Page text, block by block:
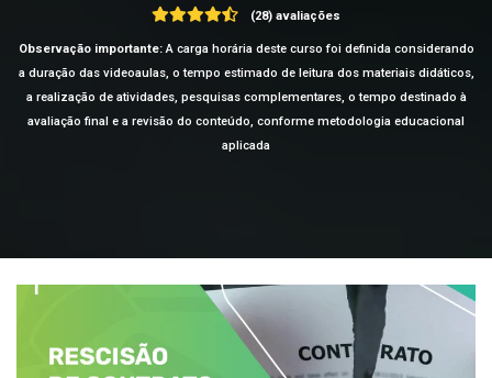
(28) avaliações
Observação importante:A carga horária deste curso foi definida considerando
a duração das videoaulas, o tempo estimado de leitura dos materiais didáticos,
a realização de atividades, pesquisas complementares, o tempo destinado à
avaliação final e a revisão do conteúdo, conforme metodologia educacional
aplicada